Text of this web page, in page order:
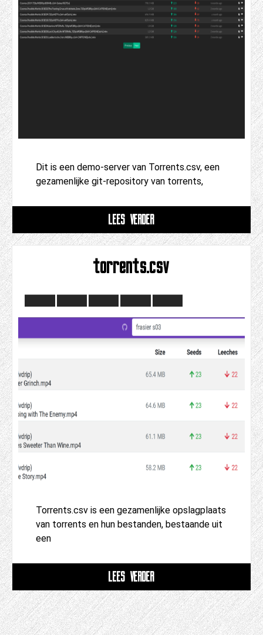
Dit is een demo-server van Torrents.csv, een
gezamenlijke git-repository van torrents,
LEES VERDER
torrents.csv
Torrents.csv is een gezamenlijke opslagplaats
van torrents en hun bestanden, bestaande uit
een
LEES VERDER